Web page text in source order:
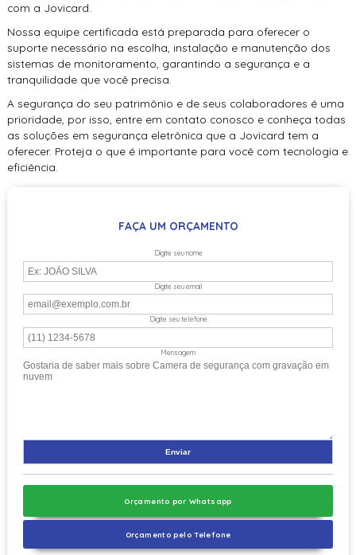
com a Jovicard.
Nossa equipe certificada está preparada para oferecer o
suporte necessário na escolha, instalação e manutenção dos
sistemas de monitoramento, garantindo a segurança e a
tranquilidade que você precisa.
A segurança do seu patrimônio e de seus colaboradores é uma
prioridade, por isso, entre em contato conosco e conheça todas
as soluções em segurança eletrônica que a Jovicard tem a
oferecer. Proteja o que é importante para você com tecnologia e
eficiência.
FAÇA UM ORÇAMENTO
Digite seu nome
Digite seu email
Digite seu telefone
Mensagem
Orçamento por Whatsapp
Orçamento pelo Telefone